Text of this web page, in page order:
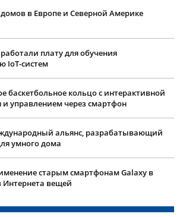
в Европе и Северной Америке
плату для обучения
IoT-систем
баскетбольное кольцо с интерактивной
и управлением через смартфон
альянс, разрабатывающий
умного дома
старым смартфонам Galaxy в
Интернета вещей